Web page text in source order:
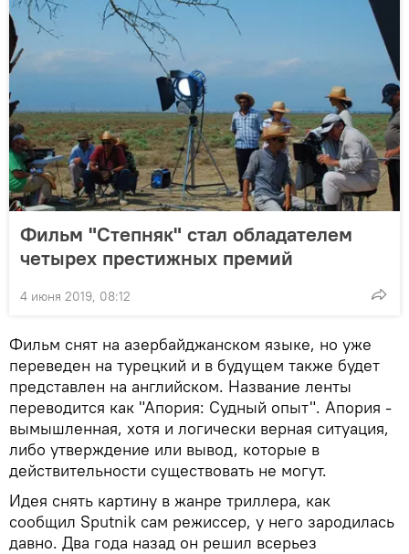
Фильм "Степняк" стал обладателем
четырех престижных премий
4 июня 2019, 08:12
Фильм снят на азербайджанском языке, но уже
переведен на турецкий и в будущем также будет
представлен на английском. Название ленты
переводится как "Апория: Судный опыт". Апория -
вымышленная, хотя и логически верная ситуация,
либо утверждение или вывод, которые в
действительности существовать не могут.
Идея снять картину в жанре триллера, как
сообщил Sputnik сам режиссер, у него зародилась
давно. Два года назад он решил всерьез